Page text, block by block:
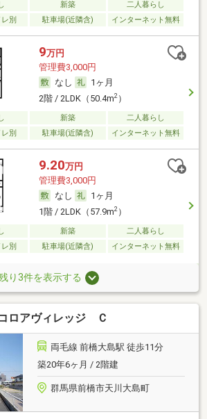
新築
二人暮らし
別
駐車場(近隣含) インターネット無料
9万円
管理費3,000円
なし
1ヶ月
2階 / 2LDK（50.4m2）
新築
二人暮らし
別
駐車場(近隣含) インターネット無料
9.20万円
管理費3,000円
なし
1ヶ月
1階 / 2LDK（57.9m2）
新築
二人暮らし
別
駐車場(近隣含) インターネット無料
り3件を表示する
ロアヴィレッジ Ｃ
両毛線 前橋大島駅 徒歩11分
築20年6ヶ月 / 2階建
群馬県前橋市天川大島町